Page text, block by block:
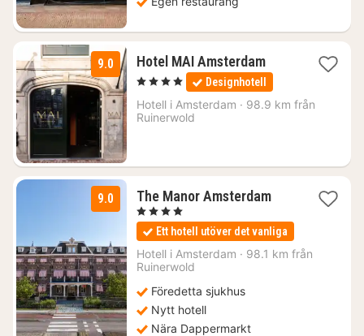
9.0 Hotel MAI Amsterdam1
natt
från
1838
, 4 Stjärnor Designhotell
Hotell i Amsterdam · 98.9 km från
Ruinerwold
9.0 The Manor Amsterdam1
från
2036
kr.
, 4 Stjärnor
Ett hotell utöver det vanliga
Hotell i Amsterdam · 98.1 km från
Ruinerwold
Föredetta sjukhus
Nytt hotell
Nära Dappermarkt